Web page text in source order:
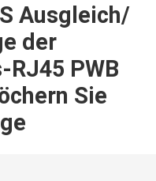
Ausgleich/
der
PWB
Sie